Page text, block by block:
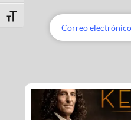
Toggle Font size